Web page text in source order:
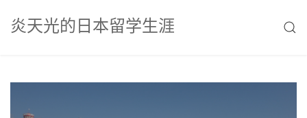
炎天光的日本留学生涯